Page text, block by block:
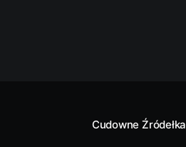
Cudowne Źródełka